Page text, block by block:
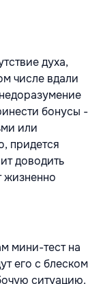
духа,
числе вдали
бонусы -
или
придется
доводить
жизненно
мини-тест на
его с блеском
ситуацию.